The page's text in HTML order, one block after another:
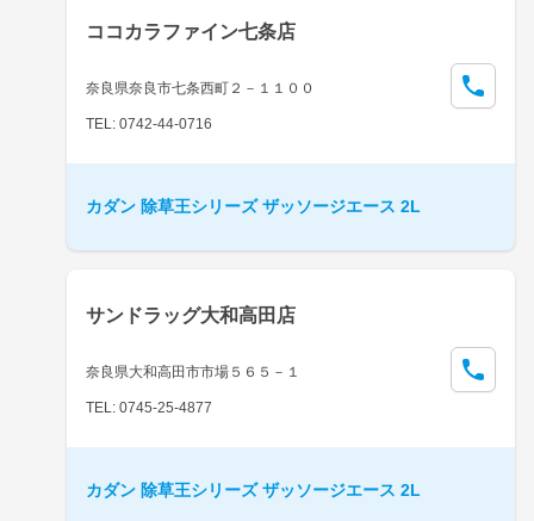
ココカラファイン七条店
奈良県奈良市七条西町２－１１００
TEL: 0742-44-0716
カダン 除草王シリーズ ザッソージエース 2L
サンドラッグ大和高田店
奈良県大和高田市市場５６５－１
TEL: 0745-25-4877
カダン 除草王シリーズ ザッソージエース 2L